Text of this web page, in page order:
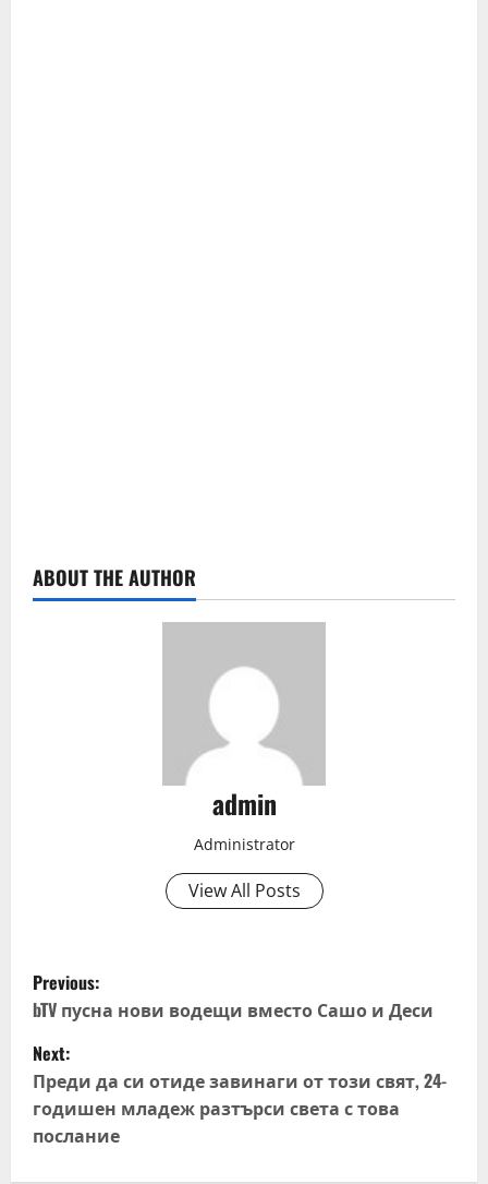
ABOUT THE AUTHOR
admin
Administrator
View All Posts
P
o
s
t
n
Previous:
bTV пусна нови водещи вместо Сашо и Деси
Next:
Преди да си отиде завинаги от този свят, 24-
годишен младеж разтърси света с това
послание